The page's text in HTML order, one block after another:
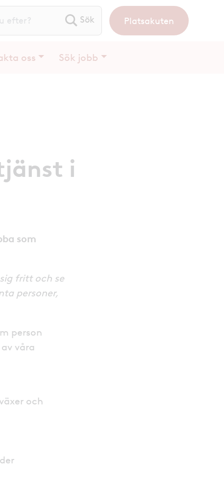
Sök efter: Platsakuten
oss Sök jobb
i
som
fritt och se
personer,
person
våra
och